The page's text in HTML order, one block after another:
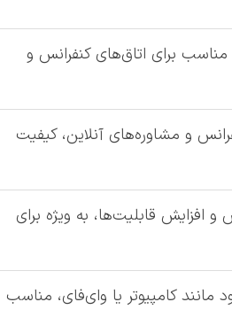
برای اتاق‌های کنفرانس و
و مشاوره‌های آنلاین، کیفیت
قابلیت‌ها، به ویژه برای
کامپیوتر یا وای‌فای، مناسب